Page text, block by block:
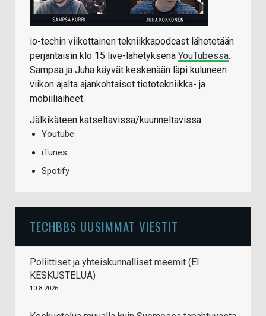
io-techin viikottainen tekniikkapodcast lähetetään
perjantaisin klo 15 live-lähetyksenä YouTubessa.
Sampsa ja Juha käyvät keskenään läpi kuluneen
viikon ajalta ajankohtaiset tietotekniikka- ja
mobiiliaiheet.
Jälkikäteen katseltavissa/kuunneltavissa:
Youtube
iTunes
Spotify
TECHBBS UUSIMMAT VIESTIT
Poliittiset ja yhteiskunnalliset meemit (EI
KESKUSTELUA)
10.8.2026